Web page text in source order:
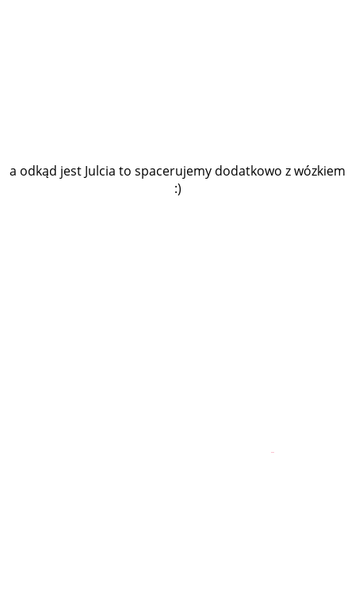
a odkąd jest Julcia to spacerujemy dodatkowo z wózkiem
:)